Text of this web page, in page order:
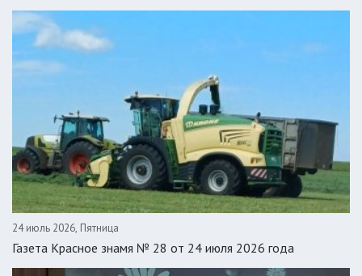
24 июль 2026, Пятница
Газета Красное знамя № 28 от 24 июля 2026 года